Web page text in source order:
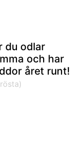
du odlar
och har
året runt!